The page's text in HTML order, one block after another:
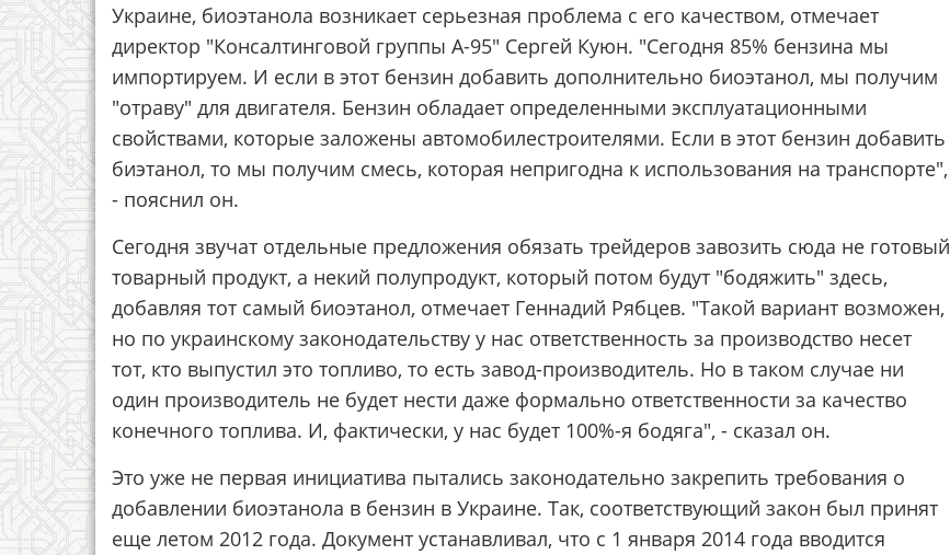
Украине, биоэтанола возникает серьезная проблема с его качеством, отмечает
директор "Консалтинговой группы А-95" Сергей Куюн. "Сегодня 85% бензина мы
импортируем. И если в этот бензин добавить дополнительно биоэтанол, мы получим
"отраву" для двигателя. Бензин обладает определенными эксплуатационными
свойствами, которые заложены автомобилестроителями. Если в этот бензин добавить
биэтанол, то мы получим смесь, которая непригодна к использования на транспорте",
- пояснил он.
Сегодня звучат отдельные предложения обязать трейдеров завозить сюда не готовый
товарный продукт, а некий полупродукт, который потом будут "бодяжить" здесь,
добавляя тот самый биоэтанол, отмечает Геннадий Рябцев. "Такой вариант возможен,
но по украинскому законодательству у нас ответственность за производство несет
тот, кто выпустил это топливо, то есть завод-производитель. Но в таком случае ни
один производитель не будет нести даже формально ответственности за качество
конечного топлива. И, фактически, у нас будет 100%-я бодяга", - сказал он.
Это уже не первая инициатива пытались законодательно закрепить требования о
добавлении биоэтанола в бензин в Украине. Так, соответствующий закон был принят
еще летом 2012 года. Документ устанавливал, что с 1 января 2014 года вводится